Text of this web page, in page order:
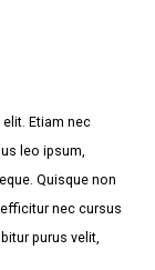
Etiam nec
leo ipsum,
Quisque non
nec cursus
purus velit,